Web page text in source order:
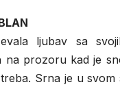
ljubav sa
na prozoru kad je
Srna je u svom